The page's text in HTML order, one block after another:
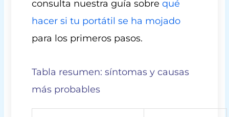
consulta nuestra guía sobrequé
hacer si tu portátil se ha mojado
para los primeros pasos.
Tabla resumen: síntomas y causas
más probables